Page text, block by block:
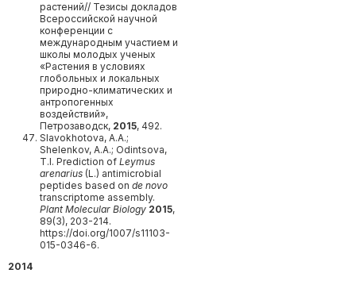
растений// Тезисы докладов
Всероссийской научной
конференции с
международным участием и
школы молодых ученых
«Растения в условиях
глобольных и локальных
природно-климатических и
антропогенных
воздействий»,
Петрозаводск, 2015, 492.
Slavokhotova, A.A.;
Shelenkov, A.A.; Odintsova,
T.I. Prediction of Leymus
arenarius (L.) antimicrobial
peptides based on de novo
transcriptome assembly.
Plant Molecular Biology 2015,
89(3), 203-214.
https://doi.org/1007/s11103-
015-0346-6.
2014